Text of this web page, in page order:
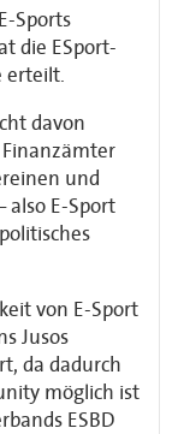
Sports
die ESport-
erteilt.
davon
und
also E-Sport
von E-Sport
Jusos
da dadurch
möglich ist
ESBD